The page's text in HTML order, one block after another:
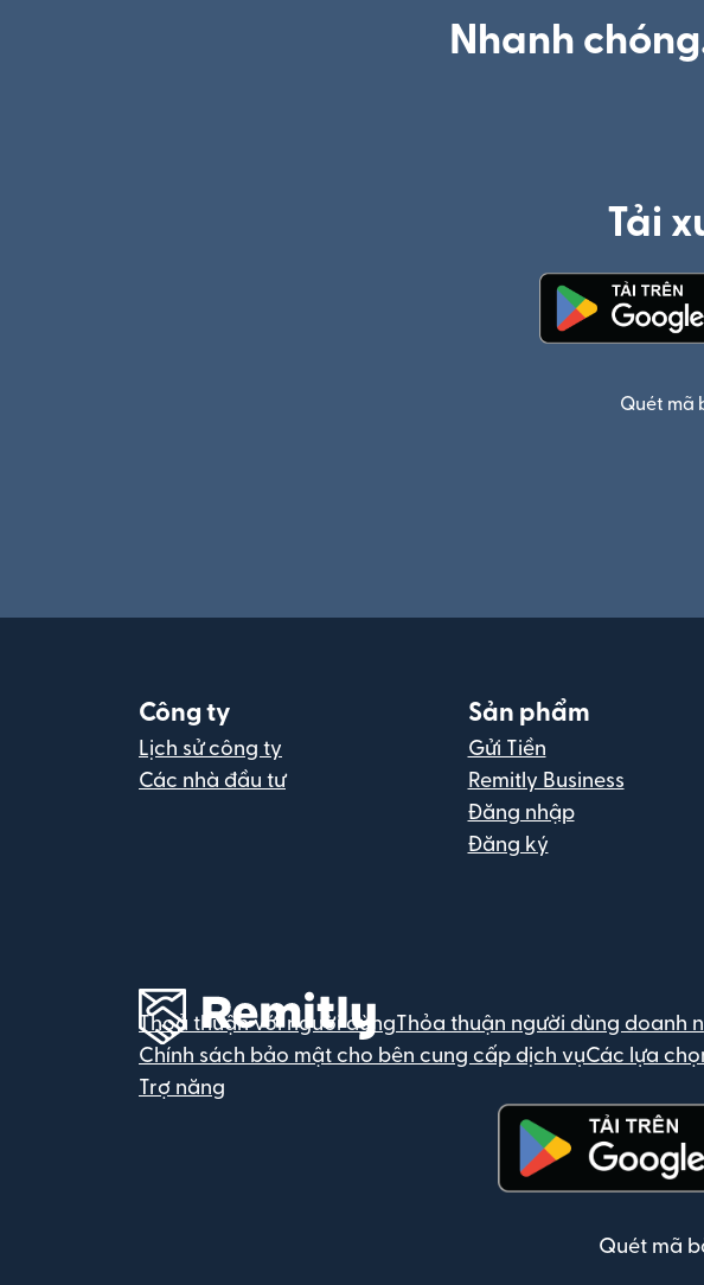
Nhanh
Tải
Quét mã
Công ty
Lịch sử công ty
Các nhà đầu tư
Sản phẩm
Gửi Tiền
Remitly Business
Đăng nhập
Đăng ký
Thoả thuận với người dùngThỏa thuận người dùng doanh
Chính sách bảo mật cho bên cung cấp dịch vụCác lựa
Trợ năng
Quét mã